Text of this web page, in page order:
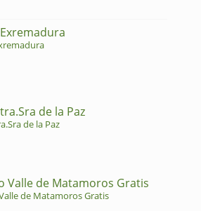
de la Paz
de la Paz
Valle de Matamoros Gratis
de Matamoros Gratis